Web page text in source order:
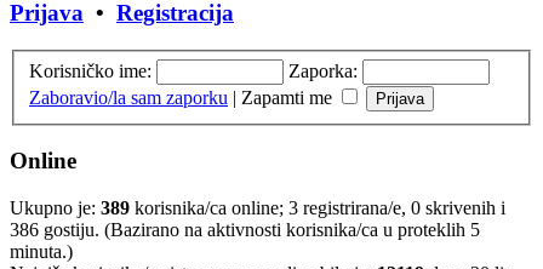
Prijava • Registracija
Korisničko ime:
Zaporka:
Zaboravio/la sam zaporku | Zapamti me
Online
Ukupno je: 389 korisnika/ca online; 3 registrirana/e, 0 skrivenih i
386 gostiju. (Bazirano na aktivnosti korisnika/ca u proteklih 5
minuta.)